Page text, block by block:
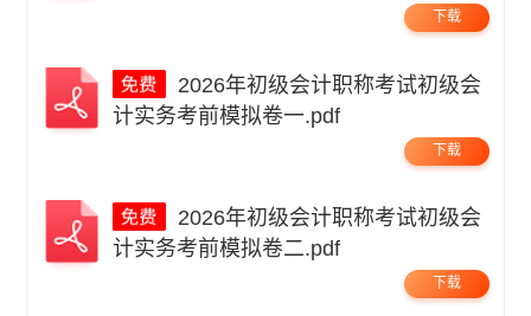
下载
计实务考前模拟卷一.pdf
下载
计实务考前模拟卷二.pdf
下载